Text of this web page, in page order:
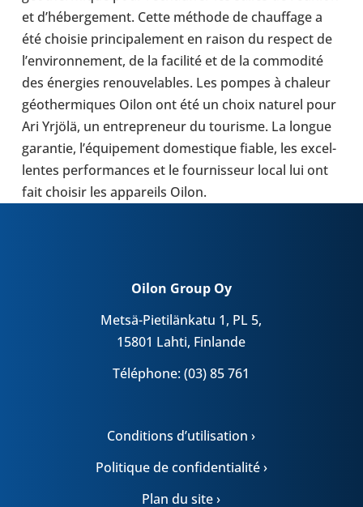
et d’hé­ber­ge­ment. Cette méthode de chauf­fage a
été choisie prin­ci­pa­le­ment en raison du respect de
l’en­vi­ron­ne­ment, de la faci­lité et de la com­mo­dité
des éner­gies renou­ve­lables. Les pompes à chaleur
géo­ther­miques Oilon ont été un choix naturel pour
Ari Yrjölä, un entre­pre­neur du tou­risme. La longue
garan­tie, l’équi­pe­ment domes­tique fiable, les excel­
lentes per­for­mances et le four­nis­seur local lui ont
fait choisir les appa­reils Oilon.
Oilon Group Oy
Metsä-Pietilänkatu 1, PL 5,
15801 Lahti, Finlande
Téléphone: (03) 85 761
Conditions d’utilisation ›
Politique de confidentialité ›
Plan du site ›